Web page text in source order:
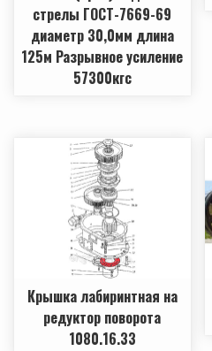
стрелы ГОСТ-7669-69
диаметр 30,0мм длина
125м Разрывное усиление
57300кгс
Крышка лабиринтная на
редуктор поворота
1080.16.33